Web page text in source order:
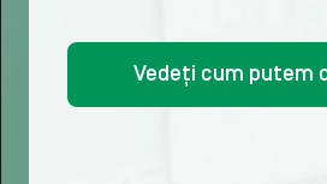
Vedeți cum putem